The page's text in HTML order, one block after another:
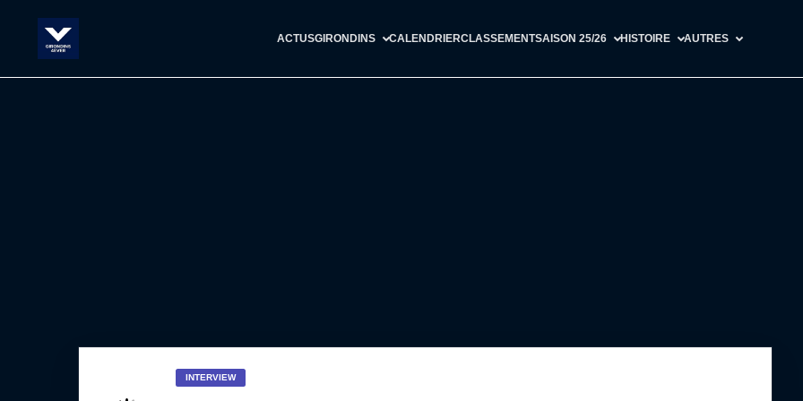
ACTUSGIRONDINS CALENDRIERCLASSEMENTSAISON 25/26 HISTOIRE AUTRES
INTERVIEW